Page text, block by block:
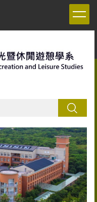
搜尋